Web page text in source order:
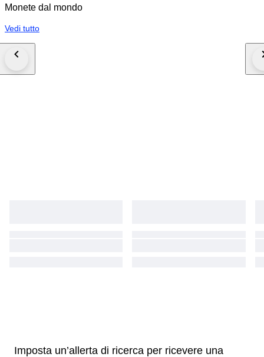
Monete dal mondo
Vedi tutto
Imposta un’allerta di ricerca per ricevere una